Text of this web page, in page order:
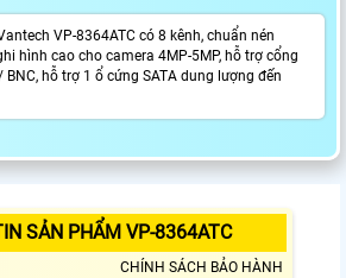
VP-8364ATC có 8 kênh, chuẩn nén
hình cao cho camera 4MP-5MP, hỗ trợ cổng
hỗ trợ 1 ổ cứng SATA dung lượng đến
SẢN PHẨM VP-8364ATC
CHÍNH SÁCH BẢO HÀNH